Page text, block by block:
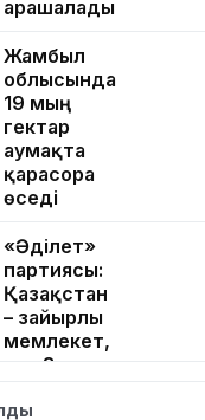
арашалады
Жамбыл
облысында
19 мың
гектар
аумақта
қарасора
өседі
«Әділет»
партиясы:
Қазақстан
– зайырлы
мемлекет,
ал «Заң
қағидаты